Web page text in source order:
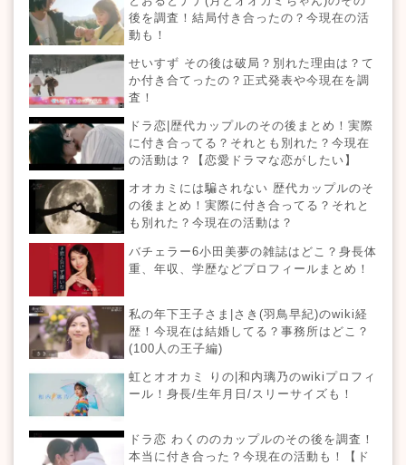
後を調査！結局付き合ったの？今現在の活
動も！
せいすず その後は破局？別れた理由は？て
か付き合てったの？正式発表や今現在を調
査！
ドラ恋|歴代カップルのその後まとめ！実際
に付き合ってる？それとも別れた？今現在
の活動は？【恋愛ドラマな恋がしたい】
オオカミには騙されない 歴代カップルのそ
の後まとめ！実際に付き合ってる？それと
も別れた？今現在の活動は？
バチェラー6小田美夢の雑誌はどこ？身長体
重、年収、学歴などプロフィールまとめ！
私の年下王子さま|さき(羽鳥早紀)のwiki経
歴！今現在は結婚してる？事務所はどこ？
(100人の王子編)
虹とオオカミ りの|和内璃乃のwikiプロフィ
ール！身長/生年月日/スリーサイズも！
ドラ恋 わくののカップルのその後を調査！
本当に付き合った？今現在の活動も！【ド